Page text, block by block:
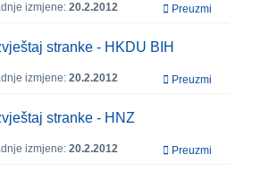
izmjene: 20.2.2012 Preuzmi
stranke - HKDU BIH
izmjene: 20.2.2012 Preuzmi
stranke - HNZ
izmjene: 20.2.2012 Preuzmi